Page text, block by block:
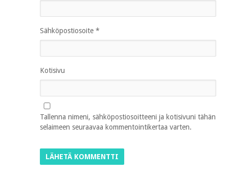
Sähköpostiosoite *
Kotisivu
Tallenna nimeni, sähköpostiosoitteeni ja kotisivuni tähän
selaimeen seuraavaa kommentointikertaa varten.